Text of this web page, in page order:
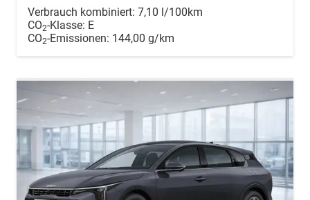
Verbrauch kombiniert: 7,10 l/100km
CO2-Klasse: E
CO2-Emissionen: 144,00 g/km